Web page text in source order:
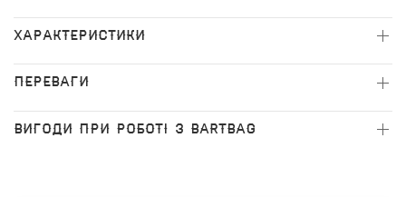
ХАРАКТЕРИСТИКИ
ПЕРЕВАГИ
ВИГОДИ ПРИ РОБОТІ З BARTBAG